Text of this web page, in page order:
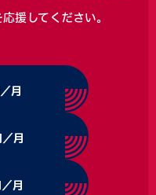
援してください。
月
月
月